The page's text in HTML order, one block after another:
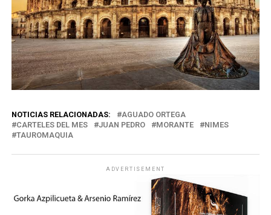
NOTICIAS RELACIONADAS:
AGUADO ORTEGA
CARTELES DEL MES
JUAN PEDRO MORANTE
NIMES
TAUROMAQUIA
ADVERTISEMENT